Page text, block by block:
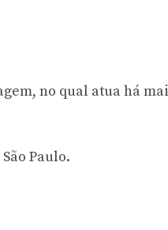
no qual atua há
Paulo.